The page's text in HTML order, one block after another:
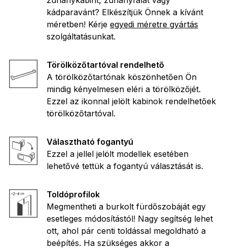
kádparavánt? Elkészítjük Önnek a kívánt
méretben! Kérje egyedi méretre gyártás
szolgáltatásunkat.
Törölközőtartóval rendelhető
A törölközőtartónak köszönhetően Ön
mindig kényelmesen eléri a törölközőjét.
Ezzel az ikonnal jelölt kabinok rendelhetőek
törölközőtartóval.
Választható fogantyú
Ezzel a jellel jelölt modellek esetében
lehetővé tettük a fogantyú választását is.
Toldóprofilok
Megmentheti a burkolt fürdőszobáját egy
esetleges módosítástól! Nagy segítség lehet
ott, ahol pár centi toldással megoldható a
beépítés. Ha szükséges akkor a